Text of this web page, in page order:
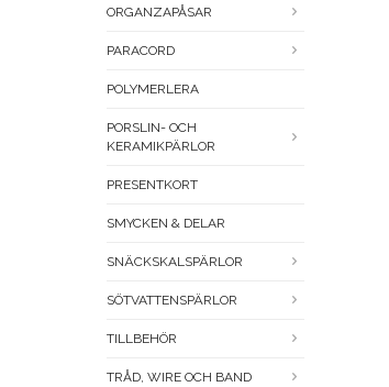
ORGANZAPÅSAR
PARACORD
POLYMERLERA
PORSLIN- OCH
KERAMIKPÄRLOR
PRESENTKORT
SMYCKEN & DELAR
SNÄCKSKALSPÄRLOR
SÖTVATTENSPÄRLOR
TILLBEHÖR
TRÅD, WIRE OCH BAND